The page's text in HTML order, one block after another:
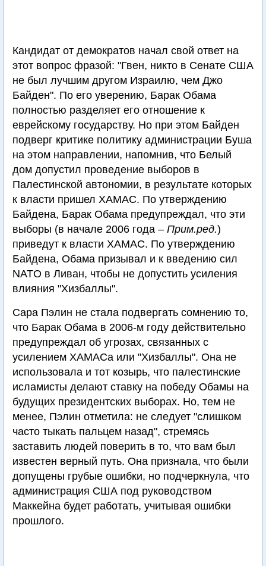
Кандидат от демократов начал свой ответ на
этот вопрос фразой: "Гвен, никто в Сенате США
не был лучшим другом Израилю, чем Джо
Байден". По его уверению, Барак Обама
полностью разделяет его отношение к
еврейскому государству. Но при этом Байден
подверг критике политику администрации Буша
на этом направлении, напомнив, что Белый
дом допустил проведение выборов в
Палестинской автономии, в результате которых
к власти пришел ХАМАС. По утверждению
Байдена, Барак Обама предупреждал, что эти
выборы (в начале 2006 года – Прим.ред.)
приведут к власти ХАМАС. По утверждению
Байдена, Обама призывал и к введению сил
NATO в Ливан, чтобы не допустить усиления
влияния "Хизбаллы".
Сара Пэлин не стала подвергать сомнению то,
что Барак Обама в 2006-м году действительно
предупреждал об угрозах, связанных с
усилением ХАМАСа или "Хизбаллы". Она не
использовала и тот козырь, что палестинские
исламисты делают ставку на победу Обамы на
будущих президентских выборах. Но, тем не
менее, Пэлин отметила: не следует "слишком
часто тыкать пальцем назад", стремясь
заставить людей поверить в то, что вам был
известен верный путь. Она признала, что были
допущены грубые ошибки, но подчеркнула, что
администрация США под руководством
Маккейна будет работать, учитывая ошибки
прошлого.